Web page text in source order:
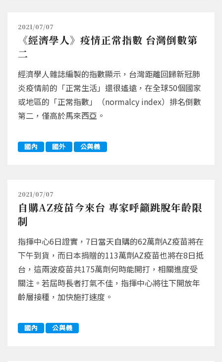
2021/07/07
《經濟學人》疫情正常指數 台灣倒數第
二
經濟學人雜誌編製的指數顯示，台灣距離回歸新冠肺
炎疫情前的「正常生活」還很遙遠，在全球50個國家
或地區的「正常指數」（normalcy index）排名倒數
第二，僅高於馬來西亞。
國內 國外 公與義
2021/07/07
自購AZ疫苗今來台 專家呼籲跳脫年齡限
制
指揮中心6日證實，7日當天自購的62萬劑AZ疫苗將在
下午到貨，而日本捐贈的113萬劑AZ疫苗也將在8日抵
台，這兩波疫苗共175萬劑何時能開打，相關進度受
關注。若屆時長者打氣不佳，指揮中心將往下開放年
齡層接種，加快施打速度。
國內 公與義